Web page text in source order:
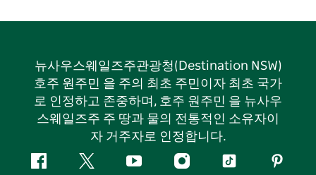
뉴사우스웨일즈주관광청(Destination NSW)
호주 원주민 을 주의 최초 주민이자 최초 국가
로 인정하고 존중하며, 호주 원주민 을 뉴사우
스웨일즈주 주 땅과 물의 전통적인 소유자이
자 거주자로 인정합니다.
페
지
유
인
틱
핀